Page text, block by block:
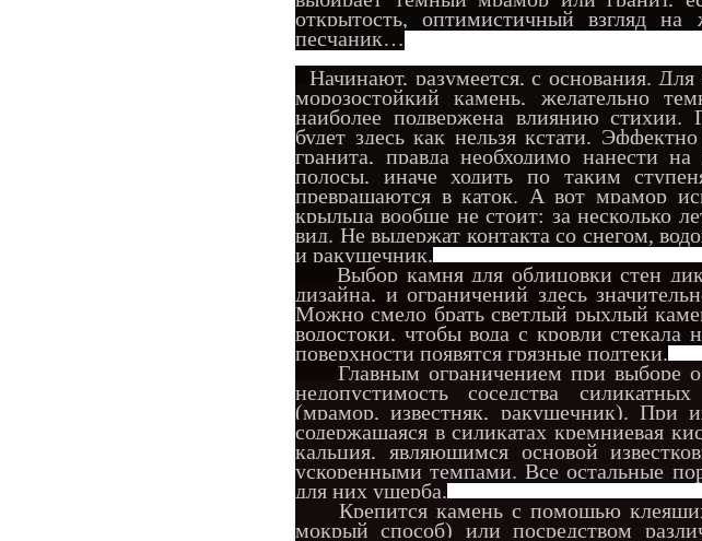
открытость, оптимистичный взгляд
песчаник…
Начинают, разумеется, с основания.
морозостойкий камень, желательно
наиболее подвержена влиянию стихии.
будет здесь как нельзя кстати.
гранита, правда необходимо нанести
полосы, иначе ходить по таким
превращаются в каток. А вот мрамор
крыльца вообще не стоит: за несколько
вид. Не выдержат контакта со снегом,
и ракушечник.
Выбор камня для облицовки стен
дизайна, и ограничений здесь
Можно смело брать светлый рыхлый
водостоки, чтобы вода с кровли стекала
поверхности появятся грязные подтеки.
Главным ограничением при выборе
недопустимость соседства силик
(мрамор, известняк, ракушечник). При
содержащаяся в силикатах кремниевая
кальция, являющимся основой
ускоренными темпами. Все остальные
для них ущерба.
Крепится камень с помощью
мокрый способ) или посредством